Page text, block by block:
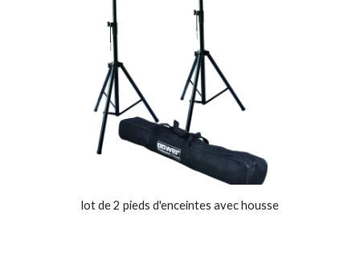
lot de 2 pieds d'enceintes avec housse